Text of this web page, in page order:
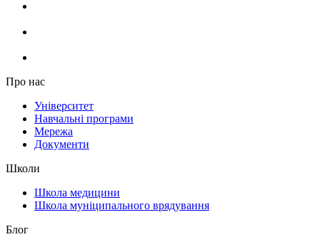
Про нас
Університет
Навчальні програми
Мережа
Документи
Школи
Школа медицини
Школа муніципального врядування
Блог